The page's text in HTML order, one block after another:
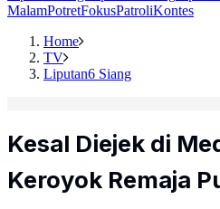
MalamPotretFokusPatroliKontes
Home
TV
Liputan6 Siang
Kesal Diejek di
Keroyok Remaja